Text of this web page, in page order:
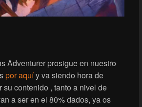
Adventurer prosigue en nuestro
por aquíy va siendo hora de
contenido , tanto a nivel de
a ser en el 80% dados, ya os